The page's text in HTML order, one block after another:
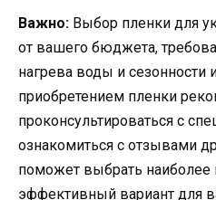
Важно: Выбор пленки для
от вашего бюджета,
нагрева воды и сезонности
приобретением пленки
проконсультироваться с
ознакомиться с отзывами
поможет выбрать наиболее
эффективный вариант для